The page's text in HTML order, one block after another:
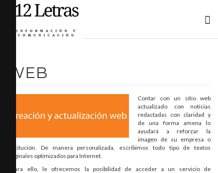
WEB
Contar con un sitio web
actualizado con noticias
redactadas con claridad y
de una forma amena lo
ayudará a reforzar la
imagen de su empresa o
institución. De manera personalizada, escribimos todo tipo de textos
originales optimizados para Internet.
Para ello, le ofrecemos la posibilidad de acceder a un servicio de